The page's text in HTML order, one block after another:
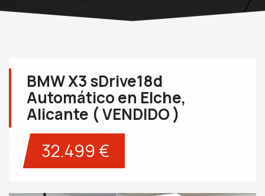
BMW X3 sDrive18d
Automático en Elche,
Alicante ( VENDIDO )
32.499 €